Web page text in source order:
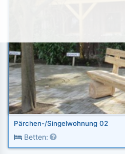
Pärchen-/Singelwohnung 02
Betten: